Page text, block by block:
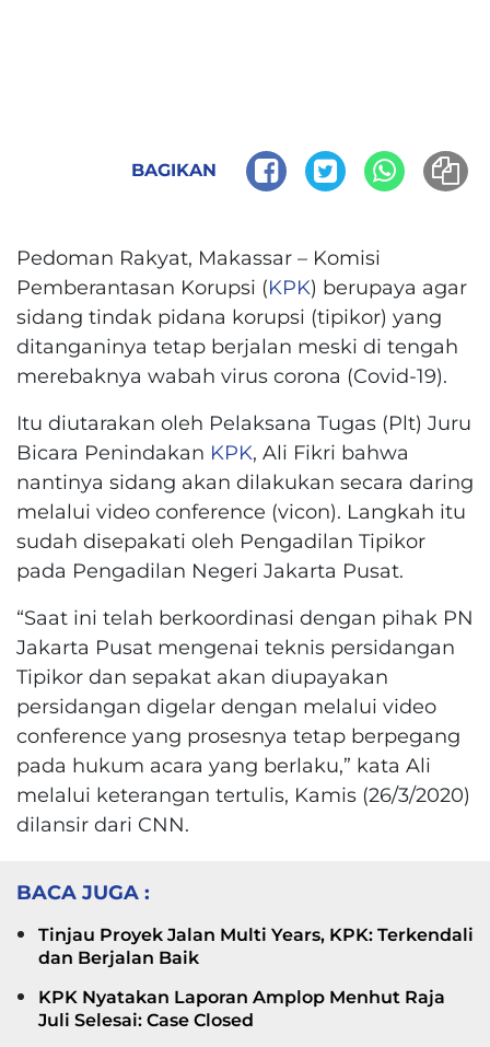
BAGIKAN
Pedoman Rakyat, Makassar – Komisi
Pemberantasan Korupsi (KPK) berupaya agar
sidang tindak pidana korupsi (tipikor) yang
ditanganinya tetap berjalan meski di tengah
merebaknya wabah virus corona (Covid-19).
Itu diutarakan oleh Pelaksana Tugas (Plt) Juru
Bicara Penindakan KPK, Ali Fikri bahwa
nantinya sidang akan dilakukan secara daring
melalui video conference (vicon). Langkah itu
sudah disepakati oleh Pengadilan Tipikor
pada Pengadilan Negeri Jakarta Pusat.
“Saat ini telah berkoordinasi dengan pihak PN
Jakarta Pusat mengenai teknis persidangan
Tipikor dan sepakat akan diupayakan
persidangan digelar dengan melalui video
conference yang prosesnya tetap berpegang
pada hukum acara yang berlaku,” kata Ali
melalui keterangan tertulis, Kamis (26/3/2020)
dilansir dari CNN.
BACA JUGA :
Tinjau Proyek Jalan Multi Years, KPK: Terkendali
dan Berjalan Baik
KPK Nyatakan Laporan Amplop Menhut Raja
Juli Selesai: Case Closed